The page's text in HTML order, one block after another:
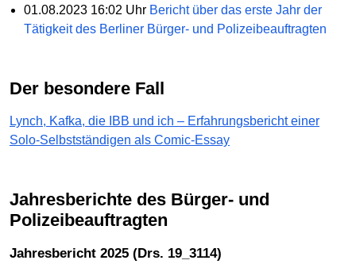
01.08.2023 16:02 Uhr Bericht über das erste Jahr der
Tätigkeit des Berliner Bürger- und Polizeibeauftragten
Der besondere Fall
Lynch, Kafka, die IBB und ich – Erfahrungsbericht einer
Solo-Selbstständigen als Comic-Essay
Jahresberichte des Bürger- und
Polizeibeauftragten
Jahresbericht 2025 (Drs. 19_3114)